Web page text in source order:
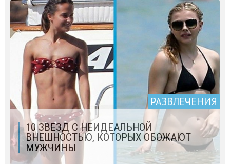
РАЗВЛЕЧЕНИЯ
10 ЗВЕЗД С НЕИДЕАЛЬНОЙ
ВНЕШНОСТЬЮ, КОТОРЫХ ОБОЖАЮТ
МУЖЧИНЫ